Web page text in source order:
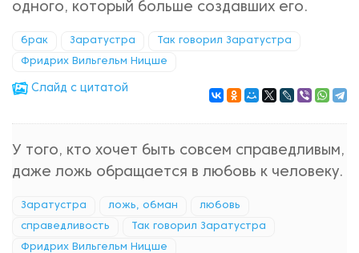
одного, который больше создавших его.
брак Заратустра Так говорил Заратустра
Фридрих Вильгельм Ницше
Cлайд с цитатой
У того, кто хочет быть совсем справедливым,
даже ложь обращается в любовь к человеку.
Заратустра ложь, обман любовь
справедливость Так говорил Заратустра
Фридрих Вильгельм Ницше